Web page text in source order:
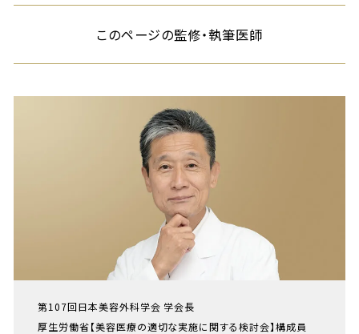
このページの監修・執筆医師
第107回日本美容外科学会 学会長
厚生労働省【美容医療の適切な実施に関する検討会】構成員